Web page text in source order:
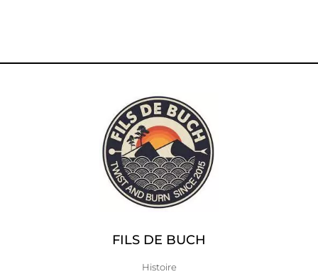
FILS DE BUCH
Histoire